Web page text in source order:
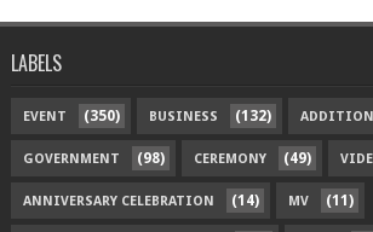
LABELS
EVENT (350) BUSINESS (132)
GOVERNMENT (98) CEREMONY (49)
ANNIVERSARY CELEBRATION (14) MV (11)